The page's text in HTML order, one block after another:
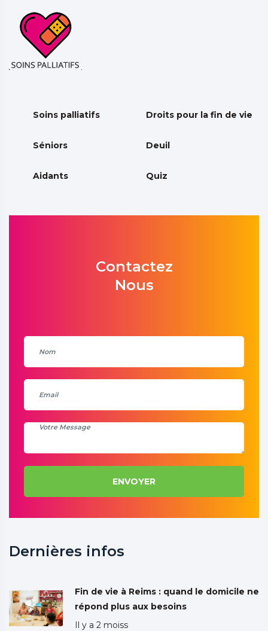
Soins palliatifs Droits pour la fin de vie
Séniors Deuil
Aidants Quiz
Contactez
Nous
ENVOYER
Dernières infos
Fin de vie à Reims : quand le domicile ne
répond plus aux besoins
Il y a 2 moiss